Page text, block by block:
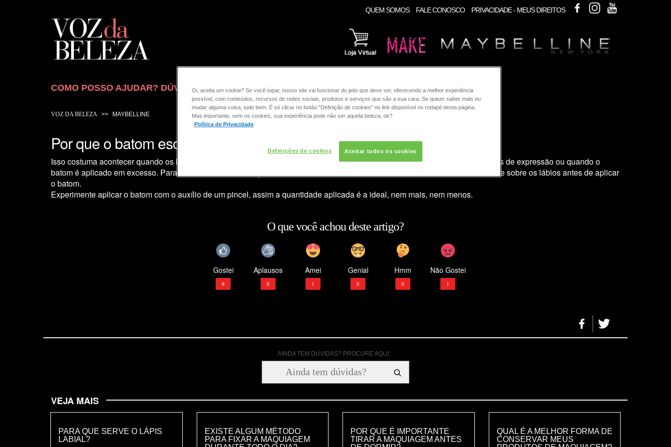
QUEM SOMOS FALE CONOSCO PRIVACIDADE - MEUS DIREITOS
MAYBELLINE BRASIL
INSTAGRAM
COMO POSSO AJUDAR? DÚVIDAS SOBRE: CONSULTORIA DE PRODUTOS MAYBELLINE
VOZ DA BELEZA MAYBELLINE
Por que o batom escorre?
Isso costuma acontecer quando os lábios não possuem muita definição, quando são muito finos, quando possuem muitas linhas de expressão ou quando o
batom é aplicado em excesso. Para evitar que isso aconteça, aplique com suaves batidinhas um pouco de pó compacto ou base sobre os lábios antes de aplicar
o batom.
Experimente aplicar o batom com o auxílio de um pincel, assim a quantidade aplicada é a ideal, nem mais, nem menos.
O que você achou deste artigo?
Gostei
9
Aplausos
0
Amei
1
Genial
0
Hmm
0
Não Gostei
1
AINDA TEM DÚVIDAS? PROCURE AQUI...
VEJA MAIS
PARA QUE SERVE O LÁPIS
LABIAL?
EXISTE ALGUM MÉTODO
PARA FIXAR A MAQUIAGEM
POR QUE É IMPORTANTE
TIRAR A MAQUIAGEM ANTES
QUAL É A MELHOR FORMA DE
CONSERVAR MEUS
Oi, aceita um cookie? Se você topar, nosso site vai funcionar do jeito que deve ser, oferecendo a melhor experiência
possível, com conteúdos, recursos de redes sociais, produtos e serviços que são a sua cara. Se quiser saber mais ou
mudar alguma coisa, tudo bem. É só clicar no botão “Definição de cookies” no link disponível no rodapé desta página.
Mas importante, sem os cookies, sua experiência pode não ser aquela beleza, ok?
Política de Privacidade
Definições de cookies Aceitar todos os cookies